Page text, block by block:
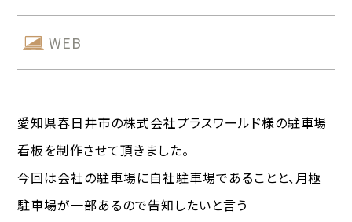
WEB
愛知県春日井市の株式会社プラスワールド様の駐車場
看板を制作させて頂きました。
今回は会社の駐車場に自社駐車場であることと、月極
駐車場が一部あるので告知したいと言う